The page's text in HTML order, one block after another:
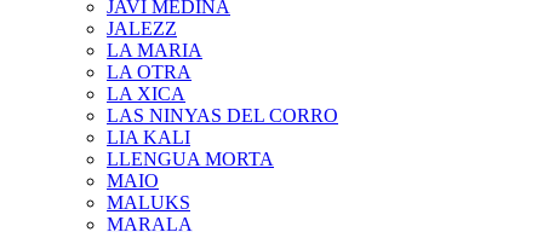
JAVI MEDINA
JALEZZ
LA MARIA
LA OTRA
LA XICA
LAS NINYAS DEL CORRO
LIA KALI
LLENGUA MORTA
MAIO
MALUKS
MARALA